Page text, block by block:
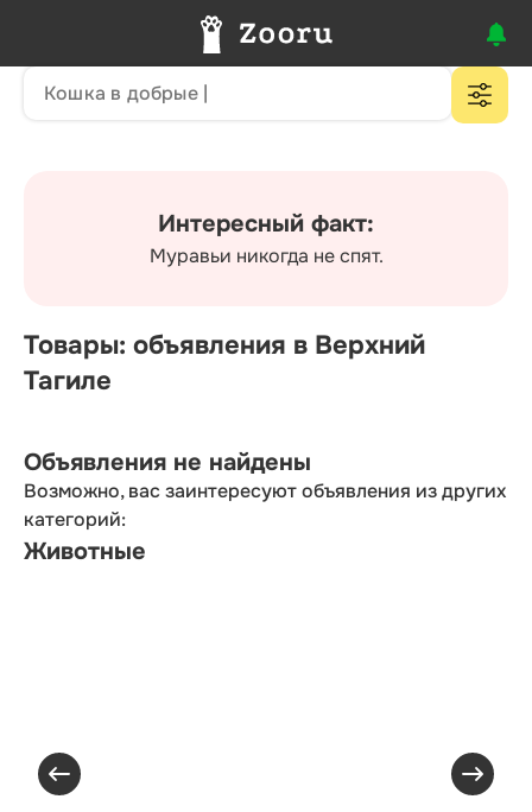
Интересный факт:
Муравьи никогда не спят.
Товары: объявления в Верхний
Тагиле
Объявления не найдены
Возможно, вас заинтересуют объявления из других
категорий:
Животные